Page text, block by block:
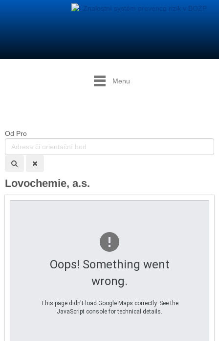
Menu
Od Pro
Lovochemie, a.s.
Oops! Something went
wrong.
This page didn't load Google Maps correctly. See the
JavaScript console for technical details.